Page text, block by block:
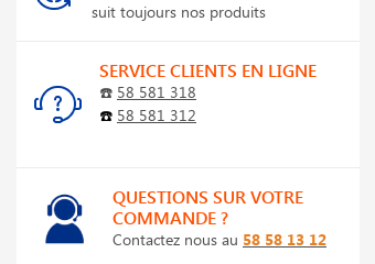
suit toujours nos produits
SERVICE CLIENTS EN LIGNE
☎️ 58 581 318
☎️ 58 581 312
QUESTIONS SUR VOTRE
COMMANDE ?
Contactez nous au 58 58 13 12